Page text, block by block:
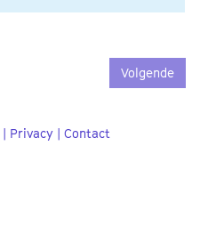
Volgende
Privacy | Contact